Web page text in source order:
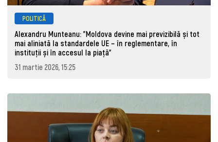
POLITICĂ
Alexandru Munteanu: "Moldova devine mai previzibilă și tot
mai aliniată la standardele UE – în reglementare, în
instituții și în accesul la piață"
31 martie 2026, 15:25